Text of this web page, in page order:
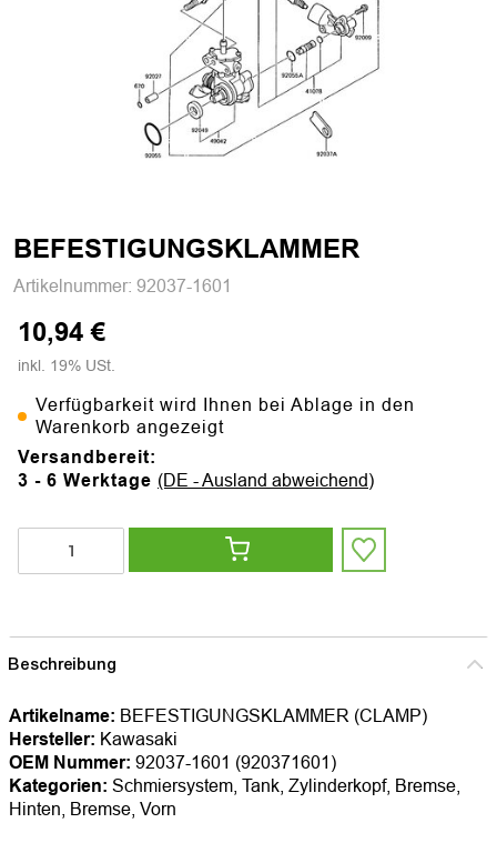
BEFESTIGUNGSKLAMMER
Artikelnummer: 92037-1601
10,94 €
inkl. 19% USt.
Verfügbarkeit wird Ihnen bei Ablage in den
Warenkorb angezeigt
Versandbereit:
3 - 6 Werktage (DE - Ausland abweichend)
Beschreibung
Artikelname: BEFESTIGUNGSKLAMMER (CLAMP)
Hersteller: Kawasaki
OEM Nummer: 92037-1601 (920371601)
Kategorien: Schmiersystem, Tank, Zylinderkopf, Bremse,
Hinten, Bremse, Vorn